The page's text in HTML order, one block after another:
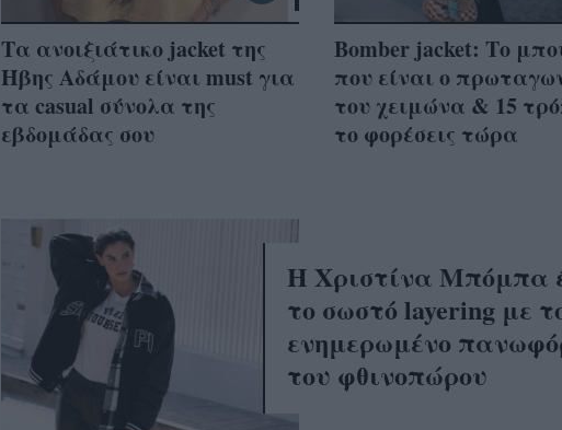
Τα ανοιξιάτικο jacket της
Ήβης Αδάμου είναι must για
τα casual σύνολα της
εβδομάδας σου
Bomber jacket: Το
που είναι ο
του χειμώνα & 15
το φορέσεις τώρα
Η Χριστίνα Μπόμπα
το σωστό layering με
ενημερωμένο
του φθινοπώρου